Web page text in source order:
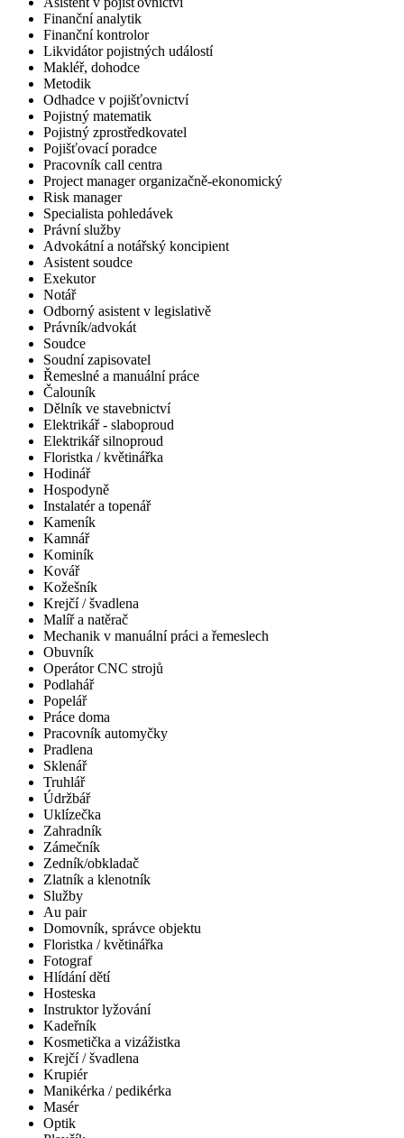
Finanční analytik
Finanční kontrolor
Likvidátor pojistných událostí
Makléř, dohodce
Metodik
Odhadce v pojišťovnictví
Pojistný matematik
Pojistný zprostředkovatel
Pojišťovací poradce
Pracovník call centra
Project manager organizačně-ekonomický
Risk manager
Specialista pohledávek
Právní služby
Advokátní a notářský koncipient
Asistent soudce
Exekutor
Notář
Odborný asistent v legislativě
Právník/advokát
Soudce
Soudní zapisovatel
Řemeslné a manuální práce
Čalouník
Dělník ve stavebnictví
Elektrikář - slaboproud
Elektrikář silnoproud
Floristka / květinářka
Hodinář
Hospodyně
Instalatér a topenář
Kameník
Kamnář
Kominík
Kovář
Kožešník
Krejčí / švadlena
Malíř a natěrač
Mechanik v manuální práci a řemeslech
Obuvník
Operátor CNC strojů
Podlahář
Popelář
Práce doma
Pracovník automyčky
Pradlena
Sklenář
Truhlář
Údržbář
Uklízečka
Zahradník
Zámečník
Zedník/obkladač
Zlatník a klenotník
Služby
Au pair
Domovník, správce objektu
Floristka / květinářka
Fotograf
Hlídání dětí
Hosteska
Instruktor lyžování
Kadeřník
Kosmetička a vizážistka
Krejčí / švadlena
Krupiér
Manikérka / pedikérka
Masér
Optik